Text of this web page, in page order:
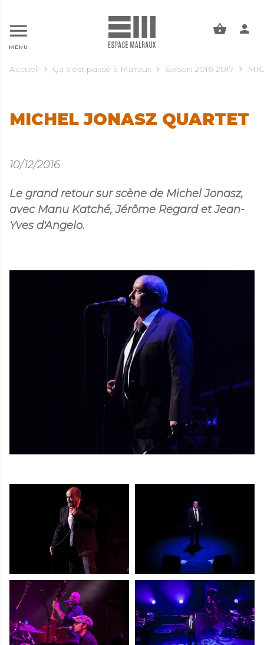
MENU
Accueil Ça s’est passé à Malraux Saison 2016-2017
MICHEL JONASZ QUARTET
10/12/2016
Le grand retour sur scène de Michel Jonasz,
avec Manu Katché, Jérôme Regard et Jean-
Yves d'Angelo.